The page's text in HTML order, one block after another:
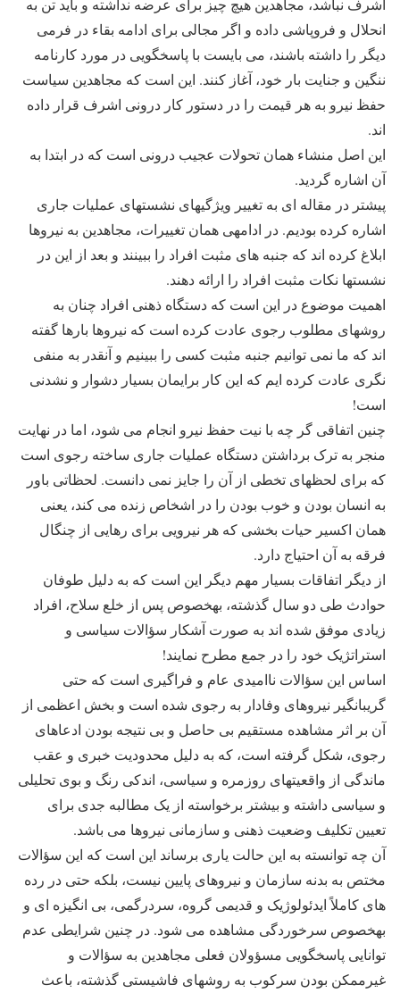
انحلال و فروپاشی داده و اگر مجالی برای ادامه بقاء در فرمی
دیگر را داشته باشند، می بایست با پاسخگویی در مورد کارنامه
ننگین و جنایت بار خود، آغاز کنند. این است که مجاهدین سیاست
حفظ نیرو به هر قیمت را در دستور کار درونی اشرف قرار داده
اند.
این اصل منشاء همان تحولات عجیب درونی است که در ابتدا به
آن اشاره گردید.
پیشتر در مقاله ای به تغییر ویژگیهای نشستهای عملیات جاری
اشاره کرده بودیم. در ادامه‎ی همان تغییرات، مجاهدین به نیروها
ابلاغ کرده اند که جنبه های مثبت افراد را ببینند و بعد از این در
نشستها نکات مثبت افراد را ارائه دهند.
اهمیت موضوع در این است که دستگاه ذهنی افراد چنان به
روشهای مطلوب رجوی عادت کرده است که نیروها بارها گفته
اند که ما نمی توانیم جنبه مثبت کسی را ببینیم و آنقدر به منفی
نگری عادت کرده ایم که این کار برایمان بسیار دشوار و نشدنی
است!
چنین اتفاقی گر چه با نیت حفظ نیرو انجام می شود، اما در نهایت
منجر به ترک برداشتن دستگاه عملیات جاری ساخته رجوی است
که برای لحظه‎ای تخطی از آن را جایز نمی دانست. لحظاتی باور
به انسان بودن و خوب بودن را در اشخاص زنده می کند، یعنی
همان اکسیر حیات بخشی که هر نیرویی برای رهایی از چنگال
فرقه به آن احتیاج دارد.
از دیگر اتفاقات بسیار مهم دیگر این است که به دلیل طوفان
حوادث طی دو سال گذشته، به‎خصوص پس از خلع سلاح، افراد
زیادی موفق شده اند به صورت آشکار سؤالات سیاسی و
استراتژیک خود را در جمع مطرح نمایند!
اساس این سؤالات ناامیدی عام و فراگیری است که حتی
گریبانگیر نیروهای وفادار به رجوی شده است و بخش اعظمی از
آن بر اثر مشاهده مستقیم بی حاصل و بی نتیجه بودن ادعاهای
رجوی، شکل گرفته است، که به دلیل محدودیت خبری و عقب
ماندگی از واقعیتهای روزمره و سیاسی، اندکی رنگ و بوی تحلیلی
و سیاسی داشته و بیشتر برخواسته از یک مطالبه جدی برای
تعیین تکلیف وضعیت ذهنی و سازمانی نیروها می باشد.
آن چه توانسته به این حالت یاری برساند این است که این سؤالات
مختص به بدنه سازمان و نیروهای پایین نیست، بلکه حتی در رده
های کاملاً ایدئولوژیک و قدیمی گروه، سردرگمی، بی انگیزه ای و
به‎خصوص سرخوردگی مشاهده می شود. در چنین شرایطی عدم
توانایی پاسخگویی مسؤولان فعلی مجاهدین به سؤالات و
غیرممکن بودن سرکوب به روشهای فاشیستی گذشته، باعث